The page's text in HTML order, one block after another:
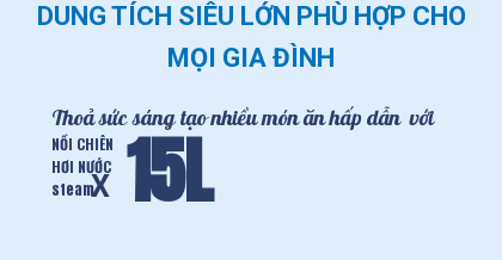
15L
NỒI CHIÊN
HƠI NƯỚC
steamX
Thoả sức sáng tạo nhiều món ăn hấp dẫn với
DUNG TÍCH SIÊU LỚN PHÙ HỢP CHO
MỌI GIA ĐÌNH